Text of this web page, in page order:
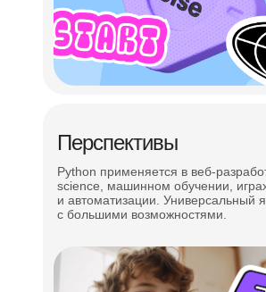
Перспективы
Python применяется в веб-
science, машинном обучении,
и автоматизации. Универсальный
с большими возможностями.